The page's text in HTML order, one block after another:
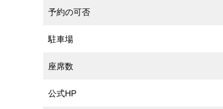
予約の可否
駐車場
座席数
公式HP